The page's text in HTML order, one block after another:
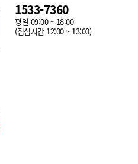
100%↓
1533-7360
평일 09:00 ~ 18:00
(점심시간 12:00 ~ 13:00)